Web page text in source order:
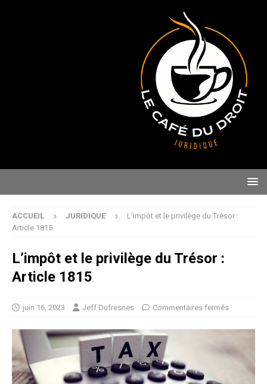
ACCUEIL JURIDIQUE
L’impôt et le privilège du Trésor :
Article 1815
L’impôt et le privilège du Trésor :
Article 1815
juin 16, 2023 Jeff Dufresnes Commentaires fermés